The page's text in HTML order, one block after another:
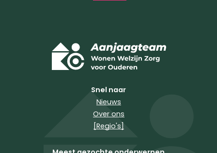
Snel naar
Nieuws
Over ons
[Regio's]